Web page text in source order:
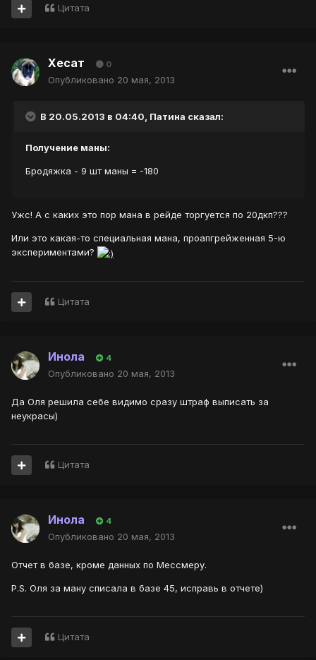
Цитата
Хесат 0
Опубликовано 20 мая, 2013
В 20.05.2013 в 04:40, Патина сказал:
Получение маны:
Бродяжка - 9 шт маны = -180
Ужс! А с каких это пор мана в рейде торгуется по 20дкп???
Или это какая-то специальная мана, проапгрейженная 5-ю
экспериментами?
Цитата
Инола 4
Опубликовано 20 мая, 2013
Да Оля решила себе видимо сразу штраф выписать за
неукрасы)
Цитата
Инола 4
Опубликовано 20 мая, 2013
Отчет в базе, кроме данных по Мессмеру.
P.S. Оля за ману списала в базе 45, исправь в отчете)
Цитата